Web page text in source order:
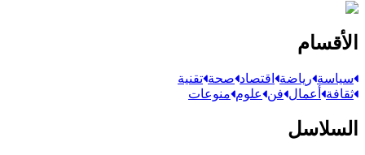
الأقسام
سياسة رياضة اقتصاد صحة تقنية
ثقافة أعمال فن علوم منوعات
السلاسل